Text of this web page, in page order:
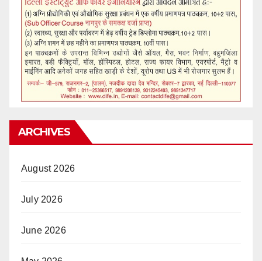
ARCHIVES
August 2026
July 2026
June 2026